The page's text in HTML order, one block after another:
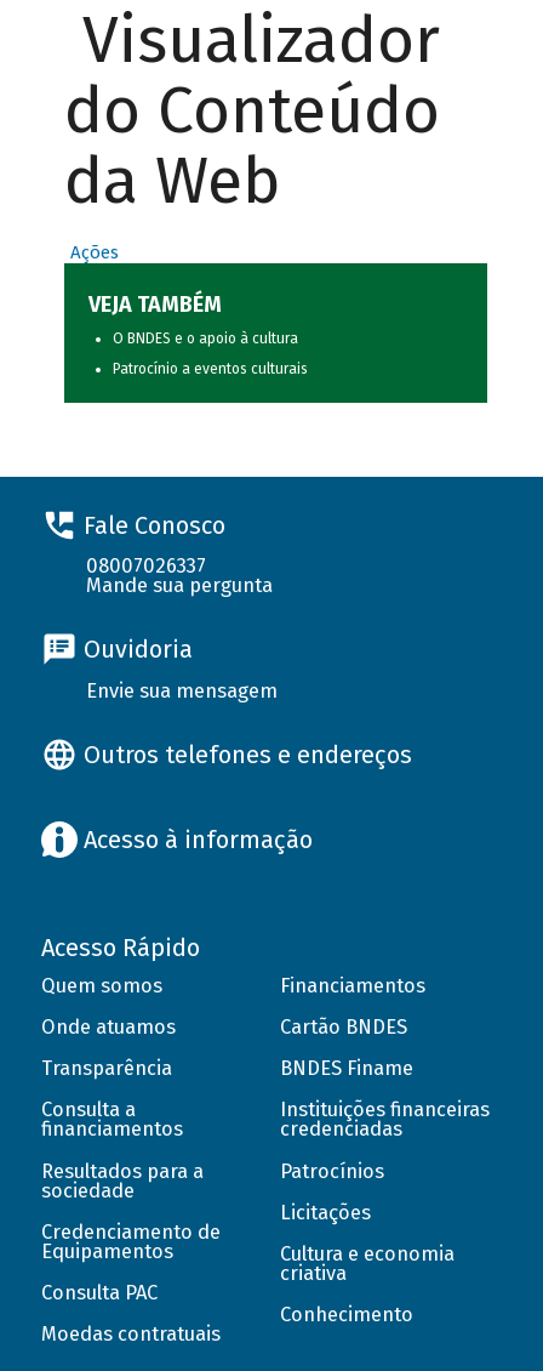
Visualizador
do Conteúdo
da Web
Ações
VEJA TAMBÉM
O BNDES e o apoio à cultura
Patrocínio a eventos culturais
Fale Conosco
08007026337
Mande sua pergunta
Ouvidoria
Envie sua mensagem
Outros telefones e endereços
Acesso à informação
Acesso Rápido
Quem somos
Onde atuamos
Transparência
Consulta a
financiamentos
Resultados para a
sociedade
Credenciamento de
Equipamentos
Consulta PAC
Moedas contratuais
Financiamentos
Cartão BNDES
BNDES Finame
Instituições financeiras
credenciadas
Patrocínios
Licitações
Cultura e economia
criativa
Conhecimento